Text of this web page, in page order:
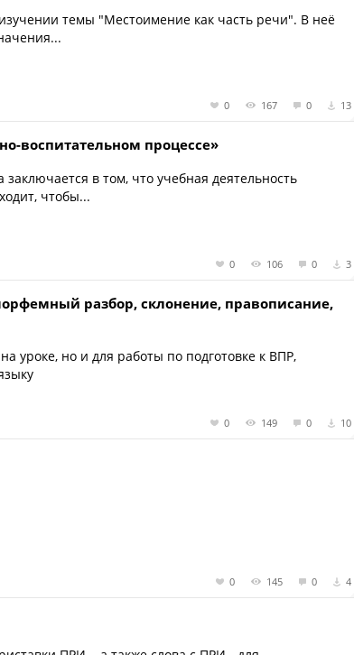
темы "Местоимение как часть речи". В неё
0 167 0 13
воспитательном процессе»
в том, что учебная деятельность
чтобы...
0 106 0 3
разбор, склонение, правописание,
уроке, но и для работы по подготовке к ВПР,
0 149 0 10
0 145 0 4